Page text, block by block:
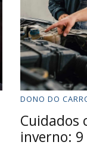
DONO DO
Cuidados
inverno: